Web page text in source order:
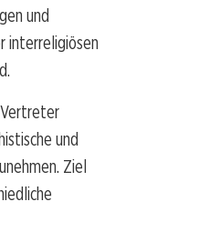
und
interreligiösen
und
Ziel